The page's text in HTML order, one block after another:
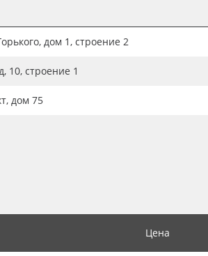
дом 1, строение 2
10, строение 1
дом 75
Цена